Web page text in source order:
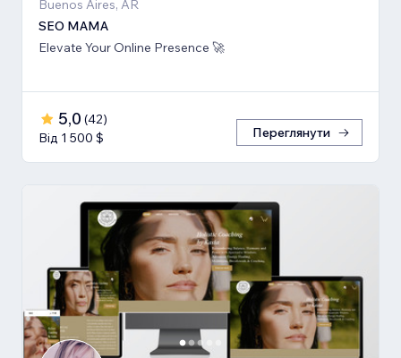
Buenos Aires, AR
SEO MAMA
Elevate Your Online Presence 🚀
5,0 (42)
Від 1 500 $
Переглянути